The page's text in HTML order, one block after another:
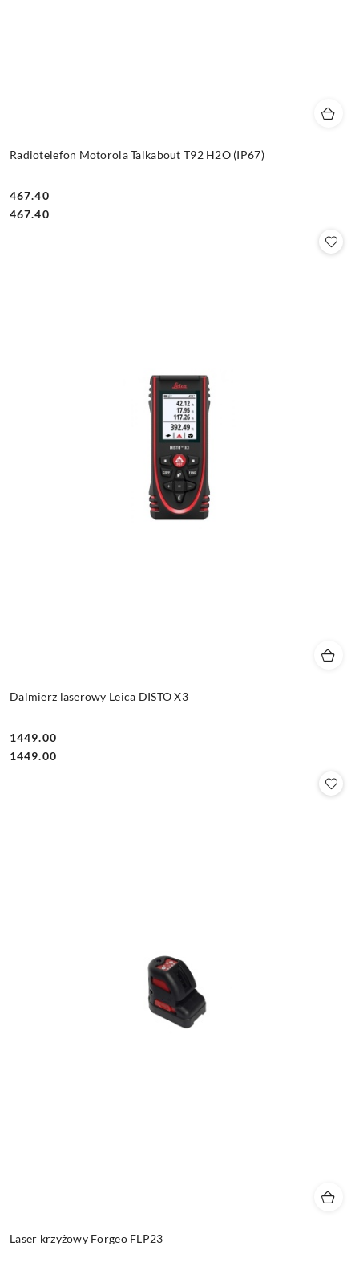
Radiotelefon Motorola Talkabout T92 H2O (IP67)
Cena:
467.40
Cena:
467.40
Dalmierz laserowy Leica DISTO X3
Cena:
1449.00
Cena:
1449.00
Laser krzyżowy Forgeo FLP23